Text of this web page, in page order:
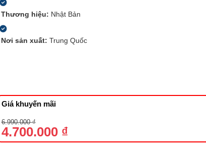
Thương hiệu: Nhật Bản
Nơi sản xuất:Trung Quốc
Giá khuyến mãi
6.990.000₫
Giá
gốc
là:
6.990.000 ₫.
4.700.000 ₫
Giá
hiện
tại
là: